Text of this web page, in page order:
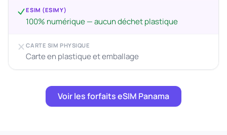
ESIM (ESIMY)
100% numérique — aucun déchet plastique
CARTE SIM PHYSIQUE
Carte en plastique et emballage
Voir les forfaits eSIM Panama